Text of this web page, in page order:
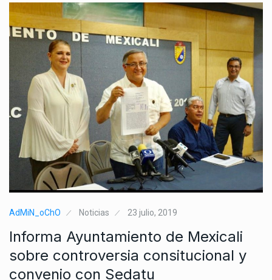
AdMiN_oChO Noticias 23 julio, 2019
Informa Ayuntamiento de Mexicali
sobre controversia consitucional y
convenio con Sedatu